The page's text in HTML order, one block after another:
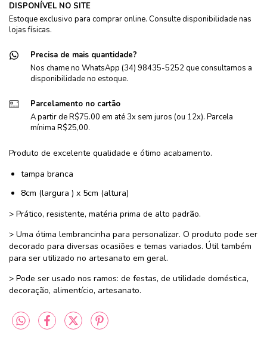
DISPONÍVEL NO SITE
Estoque exclusivo para comprar online. Consulte disponibilidade nas
lojas físicas.
Precisa de mais quantidade?
Nos chame no WhatsApp (34) 98435-5252 que consultamos a
disponibilidade no estoque.
Parcelamento no cartão
A partir de R$75.00 em até 3x sem juros (ou 12x). Parcela
mínima R$25,00.
Produto de excelente qualidade e ótimo acabamento.
tampa branca
8cm (largura ) x 5cm (altura)
> Prático, resistente, matéria prima de alto padrão.
> Uma ótima lembrancinha para personalizar. O produto pode ser
decorado para diversas ocasiões e temas variados. Útil também
para ser utilizado no artesanato em geral.
> Pode ser usado nos ramos: de festas, de utilidade doméstica,
decoração, alimentício, artesanato.